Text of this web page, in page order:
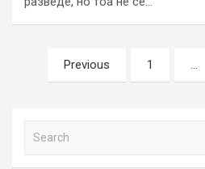
pagination
Previous 1 …